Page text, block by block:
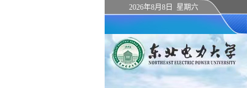
2026年8月8日 星期六